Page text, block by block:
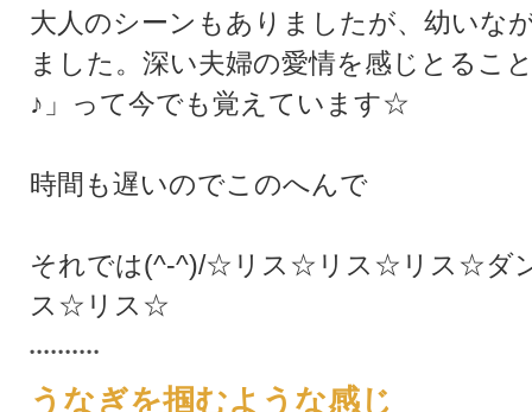
大人のシーンもありましたが、幼いな
ました。深い夫婦の愛情を感じとるこ
♪」って今でも覚えています☆
時間も遅いのでこのへんで
それでは(^-^)/☆リス☆リス☆リス☆ダ
ス☆リス☆
うなぎを掴むような感じ